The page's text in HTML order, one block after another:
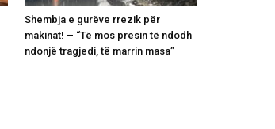
Shembja e gurëve rrezik për
makinat! – “Të mos presin të ndodh
ndonjë tragjedi, të marrin masa”